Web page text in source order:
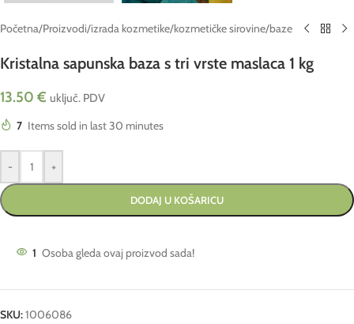
Početna/Proizvodi/izrada kozmetike/kozmetičke sirovine/baze
Kristalna sapunska baza s tri vrste maslaca 1 kg
13.50 € uključ. PDV
7 Items sold in last 30 minutes
- +
DODAJ U KOŠARICU
1 Osoba gleda ovaj proizvod sada!
SKU:1006086